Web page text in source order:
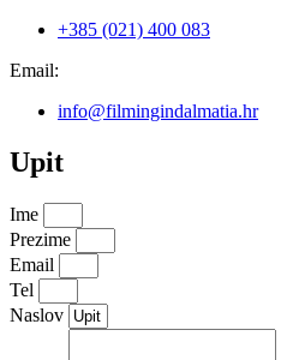
+385 (021) 400 083
Email:
info@filmingindalmatia.hr
Upit
Ime
Prezime
Email
Tel
Naslov